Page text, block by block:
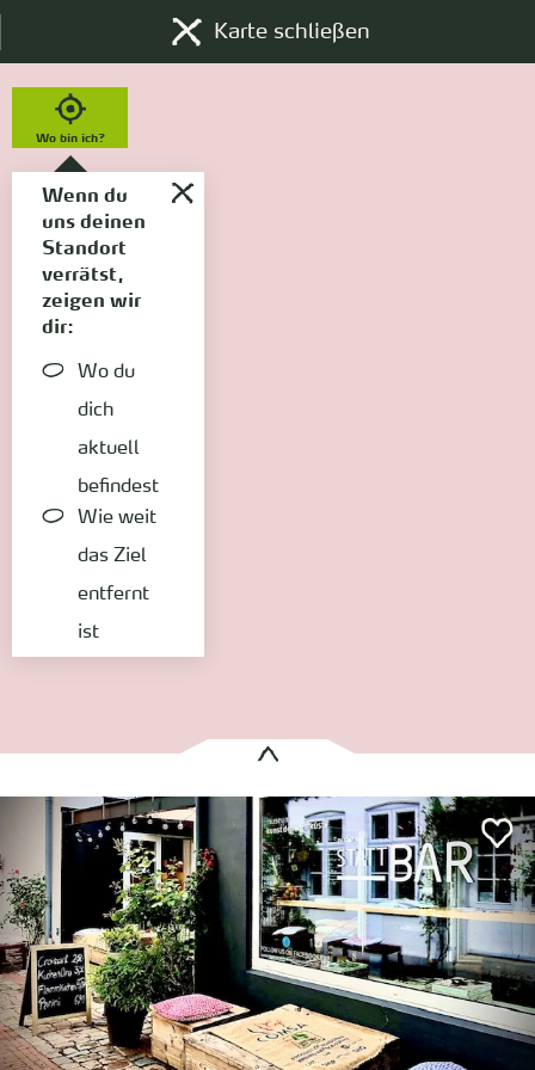
Karte schließen
Wo bin ich?
Wenn du
uns deinen
Standort
verrätst,
zeigen wir
dir:
Wo du
dich
aktuell
befindest
Wie weit
das Ziel
entfernt
ist
Es wurden1 Treffergefunden:
Wyk auf Föhr Entfernung anzeigen